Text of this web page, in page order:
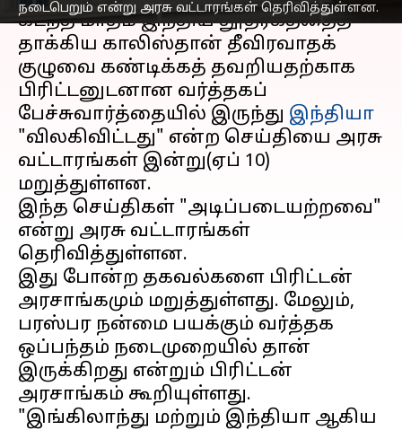
நடைபெறும் என்று அரசு வட்டாரங்கள் தெரிவித்துள்ளன.
கடந்த மாதம் இந்திய தூதரகத்தைத்
தாக்கிய காலிஸ்தான் தீவிரவாதக்
குழுவை கண்டிக்கத் தவறியதற்காக
பிரிட்டனுடனான வர்த்தகப்
பேச்சுவார்த்தையில் இருந்து இந்தியா
"விலகிவிட்டது" என்ற செய்தியை அரசு
வட்டாரங்கள் இன்று(ஏப் 10)
மறுத்துள்ளன.
இந்த செய்திகள் "அடிப்படையற்றவை"
என்று அரசு வட்டாரங்கள்
தெரிவித்துள்ளன.
இது போன்ற தகவல்களை பிரிட்டன்
அரசாங்கமும் மறுத்துள்ளது. மேலும்,
பரஸ்பர நன்மை பயக்கும் வர்த்தக
ஒப்பந்தம் நடைமுறையில் தான்
இருக்கிறது என்றும் பிரிட்டன்
அரசாங்கம் கூறியுள்ளது.
"இங்கிலாந்து மற்றும் இந்தியா ஆகிய